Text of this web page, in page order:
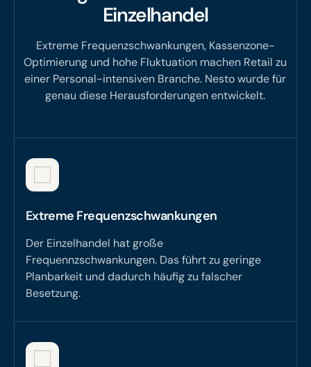
Einzelhandel
Extreme Frequenzschwankungen, Kassenzone-
Optimierung und hohe Fluktuation machen Retail zu
einer Personal-intensiven Branche. Nesto wurde für
genau diese Herausforderungen entwickelt.
Extreme Frequenzschwankungen
Der Einzelhandel hat große
Frequennzschwankungen. Das führt zu geringe
Planbarkeit und dadurch häufig zu falscher
Besetzung.